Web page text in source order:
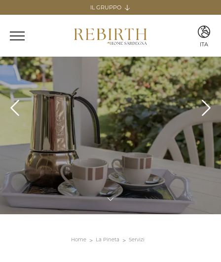
IL GRUPPO
REBIRTH HOSPITALITY
Italia
Home & Guesthouse
REBIRTH GUESTHOUSE - LAZIO
REBIRTH HOME - SARDEGNA
GUESTHOUSE RADICI
COMING SOON
MARTA LAKE
COMING SOON
Canarie
Home
REBIRTH HOME - FUERTEVENTURA
ITA
ITA
ENG
Home La Pineta Servizi